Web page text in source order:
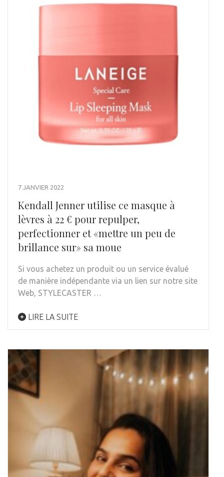
7 JANVIER 2022
Kendall Jenner utilise ce masque à
lèvres à 22 € pour repulper,
perfectionner et «mettre un peu de
brillance sur» sa moue
Si vous achetez un produit ou un service évalué
de manière indépendante via un lien sur notre site
Web, STYLECASTER …
LIRE LA SUITE